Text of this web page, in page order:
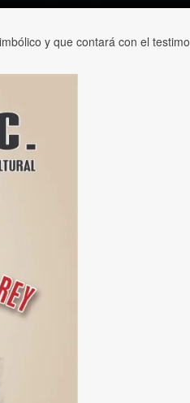
y que contará con el